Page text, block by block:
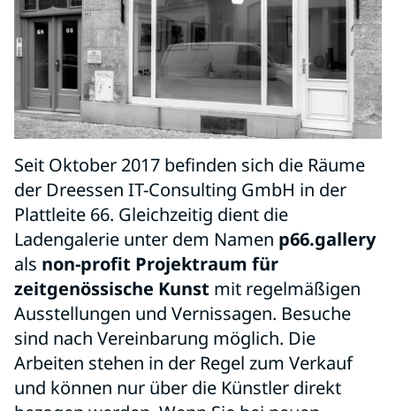
Seit Oktober 2017 befinden sich die Räume
der Dreessen IT-Consulting GmbH in der
Plattleite 66. Gleichzeitig dient die
Ladengalerie unter dem Namen p66.gallery
als non-profit Projektraum für
zeitgenössische Kunst mit regelmäßigen
Ausstellungen und Vernissagen. Besuche
sind nach Vereinbarung möglich. Die
Arbeiten stehen in der Regel zum Verkauf
und können nur über die Künstler direkt